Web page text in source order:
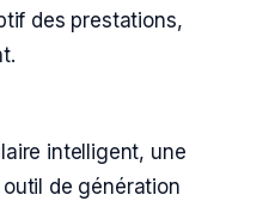
des prestations,
intelligent, une
de génération